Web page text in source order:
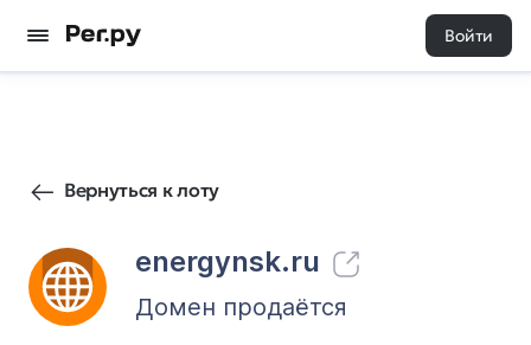
Войти
Вернуться к лоту
energynsk.ru
56 0
Домен продаётся